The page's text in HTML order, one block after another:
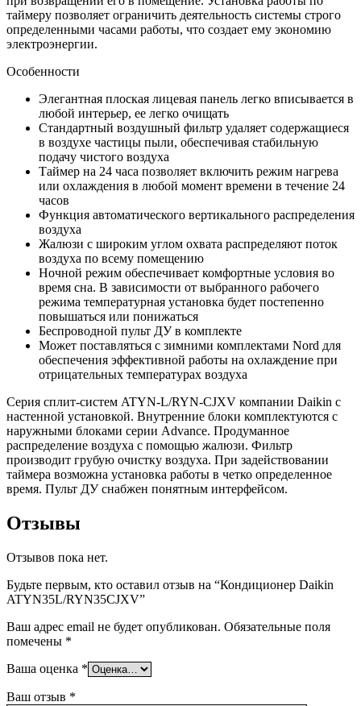
таймеру позволяет ограничить деятельность системы строго
определенными часами работы, что создает ему экономию
электроэнергии.
Особенности
Элегантная плоская лицевая панель легко вписывается в
любой интерьер, ее легко очищать
Стандартный воздушный фильтр удаляет содержащиеся
в воздухе частицы пыли, обеспечивая стабильную
подачу чистого воздуха
Таймер на 24 часа позволяет включить режим нагрева
или охлаждения в любой момент времени в течение 24
часов
Функция автоматического вертикального распределения
воздуха
Жалюзи с широким углом охвата распределяют поток
воздуха по всему помещению
Ночной режим обеспечивает комфортные условия во
время сна. В зависимости от выбранного рабочего
режима температурная установка будет постепенно
повышаться или понижаться
Беспроводной пульт ДУ в комплекте
Может поставляться с зимними комплектами Nord для
обеспечения эффективной работы на охлаждение при
отрицательных температурах воздуха
Серия сплит-систем ATYN-L/RYN-CJXV компании Daikin с
настенной установкой. Внутренние блоки комплектуются с
наружными блоками серии Advance. Продуманное
распределение воздуха с помощью жалюзи. Фильтр
производит грубую очистку воздуха. При задействовании
таймера возможна установка работы в четко определенное
время. Пульт ДУ снабжен понятным интерфейсом.
Отзывы
Отзывов пока нет.
Будьте первым, кто оставил отзыв на “Кондиционер Daikin
ATYN35L/RYN35CJXV”
Ваш адрес email не будет опубликован. Обязательные поля
помечены *
Ваша оценка *
Ваш отзыв *